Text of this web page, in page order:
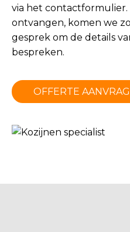
via het contactformulier
ontvangen, komen we
gesprek om de details
bespreken.
OFFERTE